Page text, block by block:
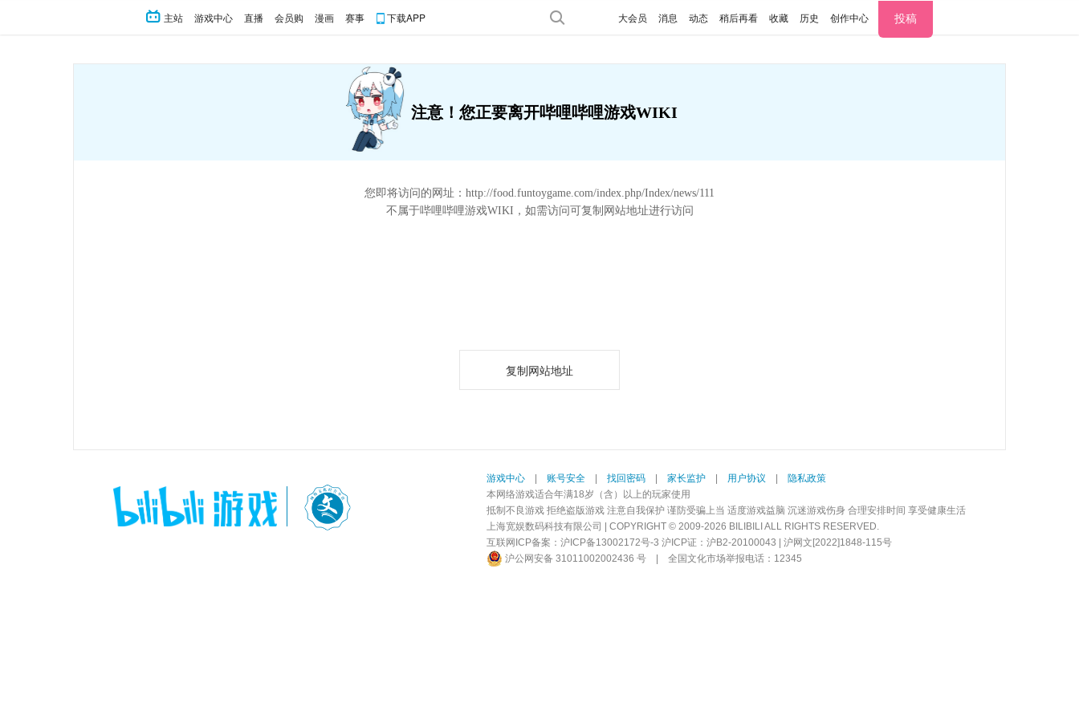
主站 游戏中心 直播 会员购 漫画 赛事 下载APP 大会员 消息 动态 稍后再看 收藏 历史 创作中心 投稿
注意！您正要离开哔哩哔哩游戏WIKI
您即将访问的网址： http://food.funtoygame.com/index.php/Index/news/111
不属于哔哩哔哩游戏WIKI，如需访问可复制网站地址进行访问
复制网站地址
游戏中心 账号安全 找回密码 家长监护 用户协议
隐私政策
本网络游戏适合年满18岁（含）以上的玩家使用
抵制不良游戏 拒绝盗版游戏 注意自我保护 谨防受骗上当 适度游戏益脑 沉迷游戏伤身 合理安排时间 享受健康生活
上海宽娱数码科技有限公司 | COPYRIGHT © 2009-2026 BILIBILI ALL RIGHTS RESERVED.
互联网ICP备案： 沪ICP备13002172号-3 沪ICP证：沪B2-20100043 | 沪网文[2022]1848-115号
沪公网安备 31011002002436 号
全国文化市场举报电话：12345